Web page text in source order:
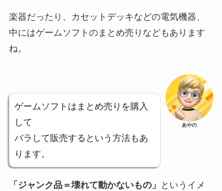
楽器だったり、カセットデッキなどの電気機器、
中にはゲームソフトのまとめ売りなどもあります
ね。
ゲームソフトはまとめ売りを購入
して
バラして販売するという方法もあ
ります。
あやの
「ジャンク品＝壊れて動かないもの」
というイメ